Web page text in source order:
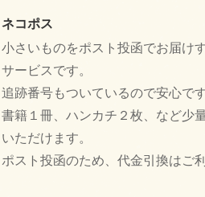
ネコポス
小さいものをポスト投函でお届け
サービスです。
追跡番号もついているので安心です
書籍１冊、ハンカチ２枚、など少
いただけます。
ポスト投函のため、代金引換はご